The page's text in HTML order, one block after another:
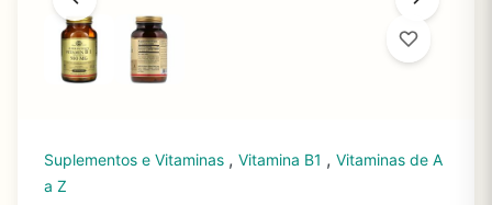
Suplementos e Vitaminas , Vitamina B1 , Vitaminas de A
a Z